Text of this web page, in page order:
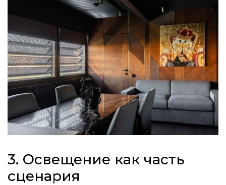
3. Освещение как часть
сценария